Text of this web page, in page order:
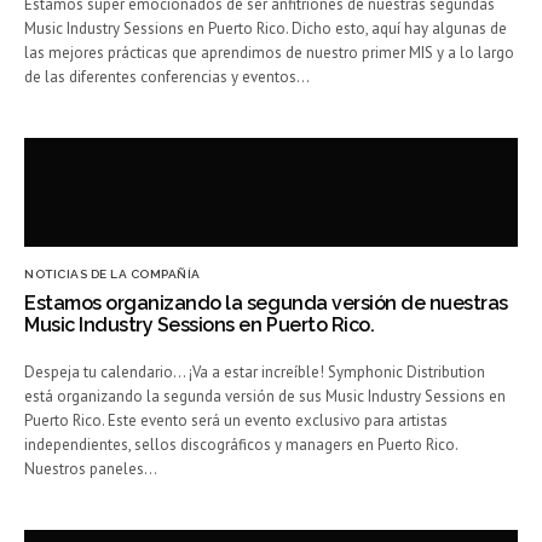
Estamos súper emocionados de ser anfitriones de nuestras segundas
Music Industry Sessions en Puerto Rico. Dicho esto, aquí hay algunas de
las mejores prácticas que aprendimos de nuestro primer MIS y a lo largo
de las diferentes conferencias y eventos…
NOTICIAS DE LA COMPAÑÍA
Estamos organizando la segunda versión de nuestras
Music Industry Sessions en Puerto Rico.
Despeja tu calendario… ¡Va a estar increíble! Symphonic Distribution
está organizando la segunda versión de sus Music Industry Sessions en
Puerto Rico. Este evento será un evento exclusivo para artistas
independientes, sellos discográficos y managers en Puerto Rico.
Nuestros paneles…